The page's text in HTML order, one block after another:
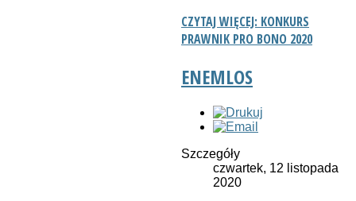
CZYTAJ WIĘCEJ: KONKURS
PRAWNIK PRO BONO 2020
ENEMLOS
Szczegóły
czwartek, 12 listopada
2020